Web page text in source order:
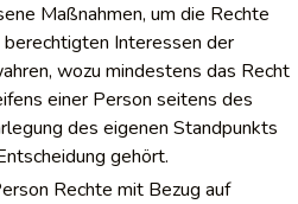
Maßnahmen, um die Rechte
Interessen der
wozu mindestens das Recht
einer Person seitens des
des eigenen Standpunkts
gehört.
Rechte mit Bezug auf